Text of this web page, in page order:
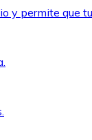
y permite que